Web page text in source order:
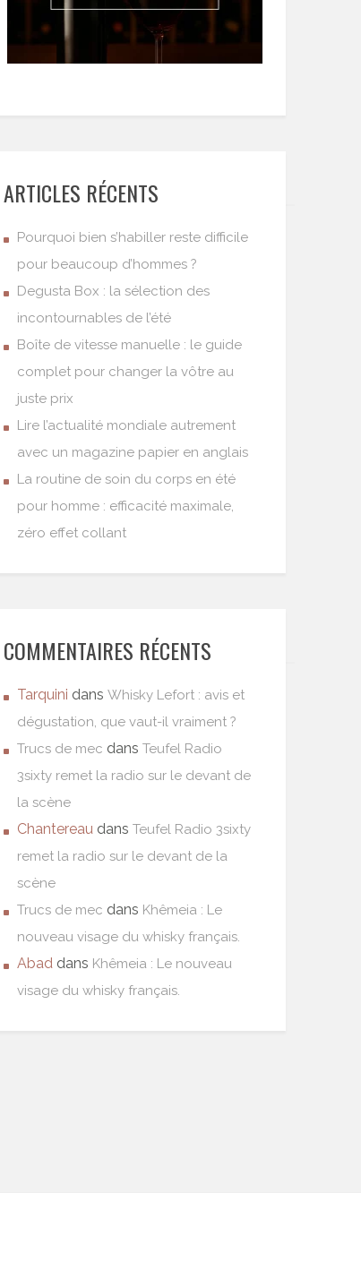
ARTICLES RÉCENTS
Pourquoi bien s’habiller reste difficile
pour beaucoup d’hommes ?
Degusta Box : la sélection des
incontournables de l’été
Boîte de vitesse manuelle : le guide
complet pour changer la vôtre au
juste prix
Lire l’actualité mondiale autrement
avec un magazine papier en anglais
La routine de soin du corps en été
pour homme : efficacité maximale,
zéro effet collant
COMMENTAIRES RÉCENTS
Tarquini dans Whisky Lefort : avis et
dégustation, que vaut-il vraiment ?
Trucs de mec dans Teufel Radio
3sixty remet la radio sur le devant de
la scène
Chantereau dans Teufel Radio 3sixty
remet la radio sur le devant de la
scène
Trucs de mec dans Khêmeia : Le
nouveau visage du whisky français.
Abad dans Khêmeia : Le nouveau
visage du whisky français.